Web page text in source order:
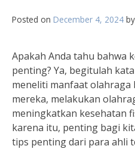
Posted on December 4, 2024 by
Apakah Anda tahu bahwa
penting? Ya, begitulah
meneliti manfaat
mereka, melakukan
meningkatkan kesehatan
karena itu, penting bagi
tips penting dari para ahli